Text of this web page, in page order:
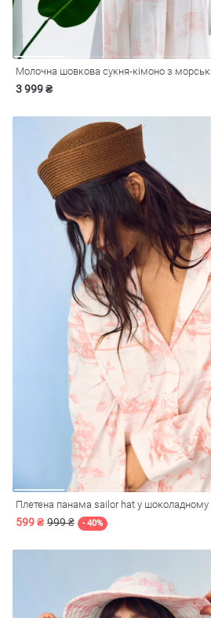
3 999 ₴
Плетена панама sailor hat у шоколадному
599 ₴ 999 ₴ - 40%